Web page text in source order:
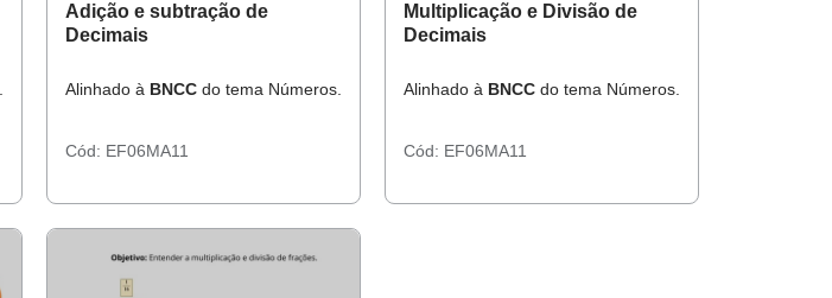
Adição e subtração de
Decimais
Alinhado à BNCC do tema Números.
Cód: EF06MA11
Multiplicação e Divisão de
Decimais
Alinhado à BNCC do tema Números.
Cód: EF06MA11